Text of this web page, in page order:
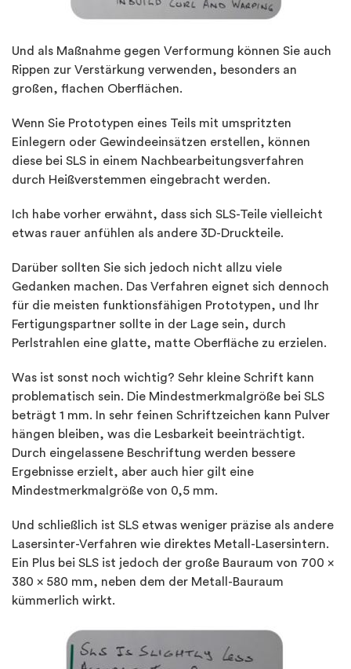
Und als Maßnahme gegen Verformung können Sie auch
Rippen zur Verstärkung verwenden, besonders an
großen, flachen Oberflächen.
Wenn Sie Prototypen eines Teils mit umspritzten
Einlegern oder Gewindeeinsätzen erstellen, können
diese bei SLS in einem Nachbearbeitungsverfahren
durch Heißverstemmen eingebracht werden.
Ich habe vorher erwähnt, dass sich SLS-Teile vielleicht
etwas rauer anfühlen als andere 3D-Druckteile.
Darüber sollten Sie sich jedoch nicht allzu viele
Gedanken machen. Das Verfahren eignet sich dennoch
für die meisten funktionsfähigen Prototypen, und Ihr
Fertigungspartner sollte in der Lage sein, durch
Perlstrahlen eine glatte, matte Oberfläche zu erzielen.
Was ist sonst noch wichtig? Sehr kleine Schrift kann
problematisch sein. Die Mindestmerkmalgröße bei SLS
beträgt 1 mm. In sehr feinen Schriftzeichen kann Pulver
hängen bleiben, was die Lesbarkeit beeinträchtigt.
Durch eingelassene Beschriftung werden bessere
Ergebnisse erzielt, aber auch hier gilt eine
Mindestmerkmalgröße von 0,5 mm.
Und schließlich ist SLS etwas weniger präzise als andere
Lasersinter-Verfahren wie direktes Metall-Lasersintern.
Ein Plus bei SLS ist jedoch der große Bauraum von 700 x
380 x 580 mm, neben dem der Metall-Bauraum
kümmerlich wirkt.